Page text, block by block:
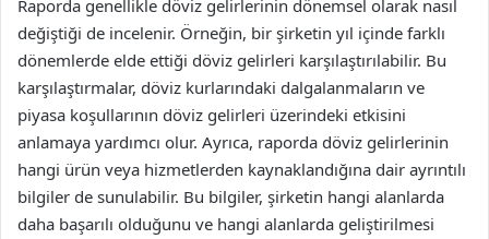
Raporda genellikle döviz gelirlerinin dönemsel olarak nasıl
değiştiği de incelenir. Örneğin, bir şirketin yıl içinde farklı
dönemlerde elde ettiği döviz gelirleri karşılaştırılabilir. Bu
karşılaştırmalar, döviz kurlarındaki dalgalanmaların ve
piyasa koşullarının döviz gelirleri üzerindeki etkisini
anlamaya yardımcı olur. Ayrıca, raporda döviz gelirlerinin
hangi ürün veya hizmetlerden kaynaklandığına dair ayrıntılı
bilgiler de sunulabilir. Bu bilgiler, şirketin hangi alanlarda
daha başarılı olduğunu ve hangi alanlarda geliştirilmesi